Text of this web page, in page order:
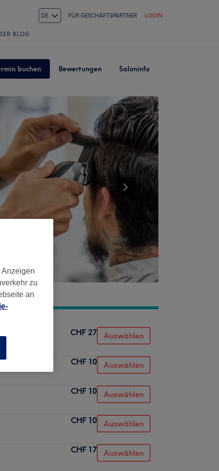
DE FÜR GESCHÄFTSPARTNER LOGIN
BLOG
buchen Bewertungen Saloninfo
CHF 27 Auswählen
CHF 10 Auswählen
CHF 10 Auswählen
CHF 10 Auswählen
CHF 17 Auswählen
zu
an